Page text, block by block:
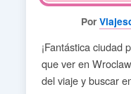
Por
¡Fantástica ciudad
que ver en
del viaje y buscar